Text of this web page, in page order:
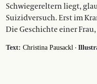
Schwiegereltern liegt,
Suizidversuch. Erst im
Die Geschichte einer
Text: Christina Pausackl ·